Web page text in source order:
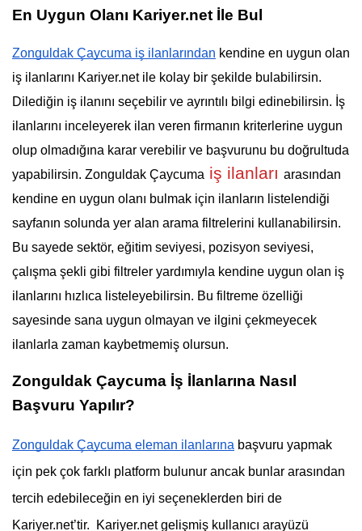
En Uygun Olanı Kariyer.net İle Bul
Zonguldak Çaycuma iş ilanlarından kendine en uygun olan
iş ilanlarını Kariyer.net ile kolay bir şekilde bulabilirsin.
Dilediğin iş ilanını seçebilir ve ayrıntılı bilgi edinebilirsin. İş
ilanlarını inceleyerek ilan veren firmanın kriterlerine uygun
olup olmadığına karar verebilir ve başvurunu bu doğrultuda
yapabilirsin. Zonguldak Çaycuma iş ilanları arasından
kendine en uygun olanı bulmak için ilanların listelendiği
sayfanın solunda yer alan arama filtrelerini kullanabilirsin.
Bu sayede sektör, eğitim seviyesi, pozisyon seviyesi,
çalışma şekli gibi filtreler yardımıyla kendine uygun olan iş
ilanlarını hızlıca listeleyebilirsin. Bu filtreme özelliği
sayesinde sana uygun olmayan ve ilgini çekmeyecek
ilanlarla zaman kaybetmemiş olursun.
Zonguldak Çaycuma İş İlanlarına Nasıl
Başvuru Yapılır?
Zonguldak Çaycuma eleman ilanlarına başvuru yapmak
için pek çok farklı platform bulunur ancak bunlar arasından
tercih edebileceğin en iyi seçeneklerden biri de
Kariyer.net’tir.  Kariyer.net gelişmiş kullanıcı arayüzü